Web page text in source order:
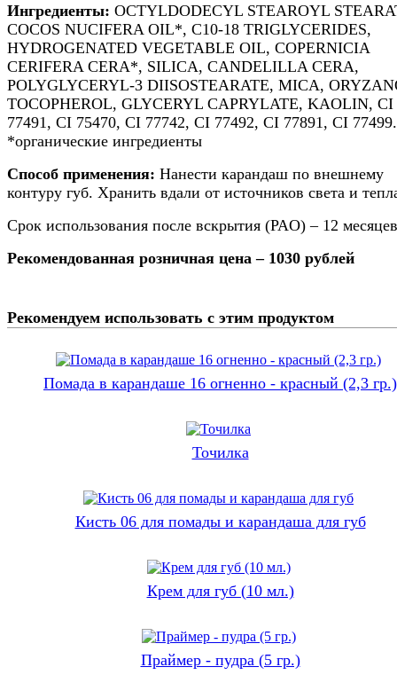
Ингредиенты: OCTYLDODECYL STEAROYL
COCOS NUCIFERA OIL*, C10-18 TRIGLYCERIDES,
HYDROGENATED VEGETABLE OIL, COPERNICIA
CERIFERA CERA*, SILICA, CANDELILLA CERA,
POLYGLYCERYL-3 DIISOSTEARATE, MICA,
TOCOPHEROL, GLYCERYL CAPRYLATE, KAOLIN, CI
77491, CI 75470, CI 77742, CI 77492, CI 77891, CI 77499.
*органические ингредиенты
Способ применения: Нанести карандаш по внешнему
контуру губ. Хранить вдали от источников света и
Срок использования после вскрытия (PAO) – 12 месяцев
Рекомендованная розничная цена – 1030 рублей
Рекомендуем использовать с этим продуктом
Помада в карандаше 16 огненно - красный (2,3 гр.)
Точилка
Кисть 06 для помады и карандаша для губ
Крем для губ (10 мл.)
Праймер - пудра (5 гр.)